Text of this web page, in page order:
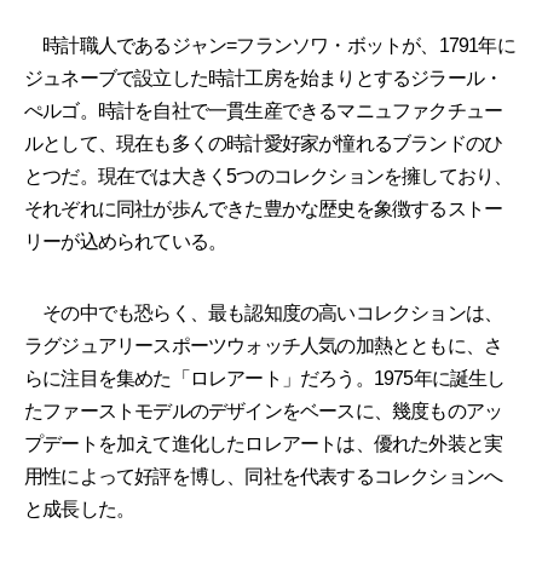
時計職人であるジャン=フランソワ・ボットが、1791年に
ジュネーブで設立した時計工房を始まりとするジラール・
ぺルゴ。時計を自社で一貫生産できるマニュファクチュー
ルとして、現在も多くの時計愛好家が憧れるブランドのひ
とつだ。現在では大きく5つのコレクションを擁しており、
それぞれに同社が歩んできた豊かな歴史を象徴するストー
リーが込められている。
その中でも恐らく、最も認知度の高いコレクションは、
ラグジュアリースポーツウォッチ人気の加熱とともに、さ
らに注目を集めた「ロレアート」だろう。1975年に誕生し
たファーストモデルのデザインをベースに、幾度ものアッ
プデートを加えて進化したロレアートは、優れた外装と実
用性によって好評を博し、同社を代表するコレクションへ
と成長した。